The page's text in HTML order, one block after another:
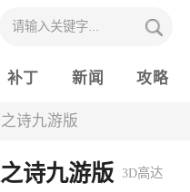
补丁 新闻 攻略
诗九游版
诗九游版 3D高达